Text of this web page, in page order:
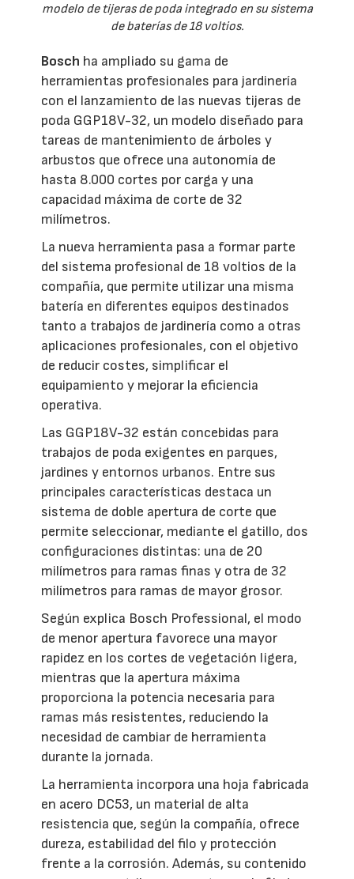
modelo de tijeras de poda integrado en su sistema
de baterías de 18 voltios.
Bosch ha ampliado su gama de
herramientas profesionales para jardinería
con el lanzamiento de las nuevas tijeras de
poda GGP18V-32, un modelo diseñado para
tareas de mantenimiento de árboles y
arbustos que ofrece una autonomía de
hasta 8.000 cortes por carga y una
capacidad máxima de corte de 32
milímetros.
La nueva herramienta pasa a formar parte
del sistema profesional de 18 voltios de la
compañía, que permite utilizar una misma
batería en diferentes equipos destinados
tanto a trabajos de jardinería como a otras
aplicaciones profesionales, con el objetivo
de reducir costes, simplificar el
equipamiento y mejorar la eficiencia
operativa.
Las GGP18V-32 están concebidas para
trabajos de poda exigentes en parques,
jardines y entornos urbanos. Entre sus
principales características destaca un
sistema de doble apertura de corte que
permite seleccionar, mediante el gatillo, dos
configuraciones distintas: una de 20
milímetros para ramas finas y otra de 32
milímetros para ramas de mayor grosor.
Según explica Bosch Professional, el modo
de menor apertura favorece una mayor
rapidez en los cortes de vegetación ligera,
mientras que la apertura máxima
proporciona la potencia necesaria para
ramas más resistentes, reduciendo la
necesidad de cambiar de herramienta
durante la jornada.
La herramienta incorpora una hoja fabricada
en acero DC53, un material de alta
resistencia que, según la compañía, ofrece
dureza, estabilidad del filo y protección
frente a la corrosión. Además, su contenido